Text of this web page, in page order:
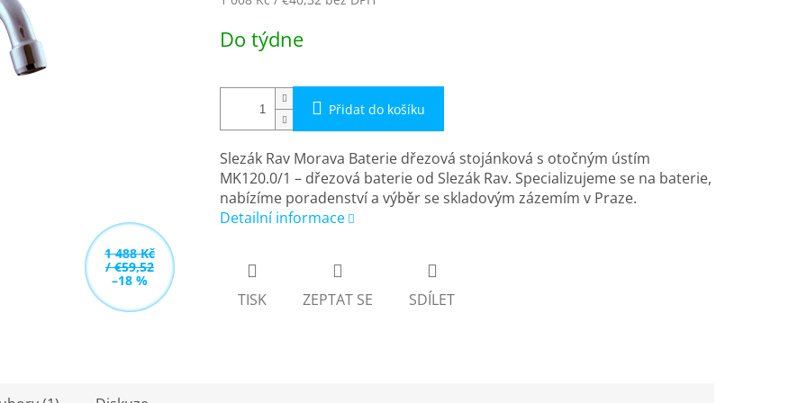
1 488 Kč
/ €59,52
–18 %
cena:
Do týdne
Přidat do košíku
Slezák Rav Morava Baterie dřezová stojánková s otočným ústím
MK120.0/1 – dřezová baterie od Slezák Rav. Specializujeme se na baterie,
nabízíme poradenství a výběr se skladovým zázemím v Praze.
Detailní informace
TISK ZEPTAT SE SDÍLET